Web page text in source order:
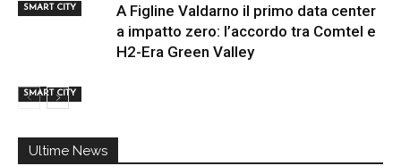
SMART CITY
SMART CITY
A Figline Valdarno il primo data center
a impatto zero: l’accordo tra Comtel e
H2-Era Green Valley
Ultime News